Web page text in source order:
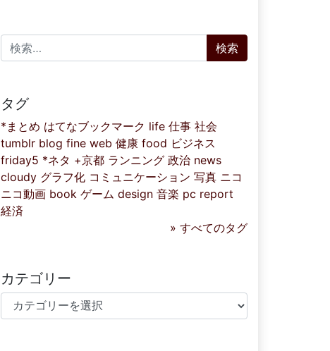
検索:
タグ
*まとめ はてなブックマーク life 仕事 社会
tumblr blog fine web 健康 food ビジネス
friday5 *ネタ +京都 ランニング 政治 news
cloudy グラフ化 コミュニケーション 写真 ニコ
ニコ動画 book ゲーム design 音楽 pc report
経済
» すべてのタグ
カテゴリー
カテゴリー